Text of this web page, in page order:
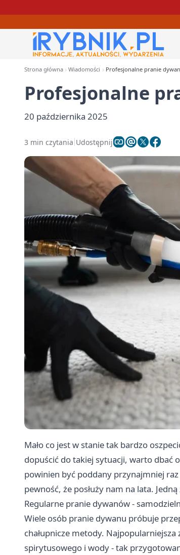
Strona główna Wiadomości Profesjonalne pranie
Profesjonalne
20 października 2025
3 min czytania Udostępnij
Mało co jest w stanie tak bardzo
dopuścić do takiej sytuacji, warto dbać
powinien być poddany przynajmniej
pewność, że posłuży nam na lata.
Regularne pranie dywanów -
Wiele osób pranie dywanu próbuje
chałupnicze metody.
spirytusowego i wody - tak